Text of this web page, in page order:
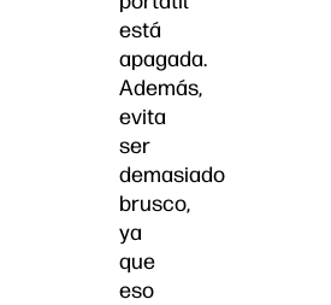
está
apagada.
Además,
evita
ser
demasiado
brusco,
ya
que
eso